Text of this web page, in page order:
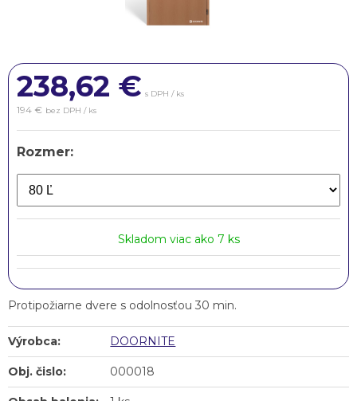
238,62 € s DPH / ks
194 € bez DPH / ks
Rozmer:
Skladom viac ako 7 ks
Protipožiarne dvere s odolnosťou 30 min.
Výrobca: DOORNITE
Obj. čislo: 000018